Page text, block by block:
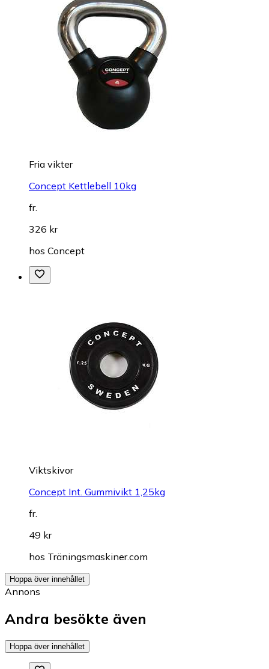
Fria vikter
Concept Kettlebell 10kg
fr.
326 kr
hos Concept
Viktskivor
Concept Int. Gummivikt 1,25kg
fr.
49 kr
hos Träningsmaskiner.com
Hoppa över innehållet
Annons
Andra besökte även
Hoppa över innehållet